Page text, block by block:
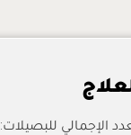
الإجمالي للبصيلات: